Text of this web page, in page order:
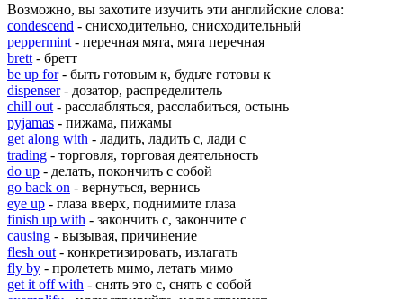
Возможно, вы захотите изучить эти английские слова:
condescend - снисходительно, снисходительный
peppermint - перечная мята, мята перечная
brett - бретт
be up for- быть готовым к, будьте готовы к
dispenser- дозатор, распределитель
chill out - расслабляться, расслабиться, остынь
pyjamas - пижама, пижамы
get along with - ладить, ладить с, лади с
trading - торговля, торговая деятельность
do up - делать, покончить с собой
go back on - вернуться, вернись
eye up - глаза вверх, поднимите глаза
finish up with - закончить с, закончите с
causing - вызывая, причинение
flesh out - конкретизировать, излагать
fly by - пролететь мимо, летать мимо
get it off with - снять это с, снять с собой